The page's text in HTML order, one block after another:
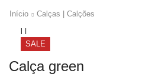
Início Calças | Calções
SALE
Calça green